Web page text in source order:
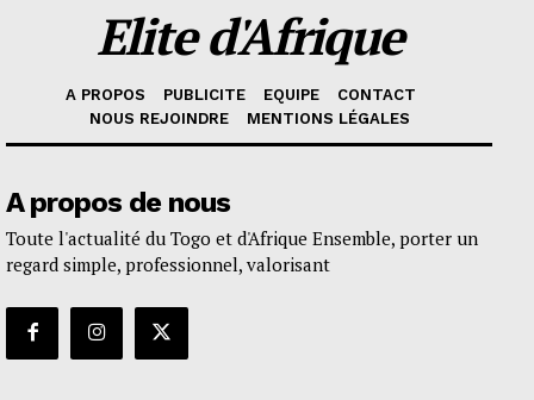
Elite d'Afrique
A PROPOS PUBLICITE EQUIPE
CONTACT
NOUS REJOINDRE
MENTIONS LÉGALES
A propos de nous
Toute l'actualité du Togo et d'Afrique Ensemble, porter un
regard simple, professionnel, valorisant